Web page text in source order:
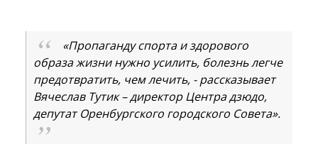
«Пропаганду спорта и здорового
образа жизни нужно усилить, болезнь легче
предотвратить, чем лечить, - рассказывает
Вячеслав Тутик – директор Центра дзюдо,
депутат Оренбургского городского Совета».